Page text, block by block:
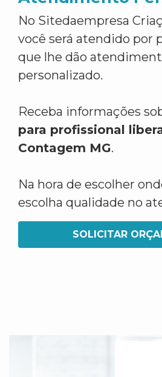
No Sitedaempresa
você será atendido por
que lhe dão
personalizado.
Receba informações
para profissional
Contagem MG.
Na hora de escolher
escolha qualidade no
SOLICITAR